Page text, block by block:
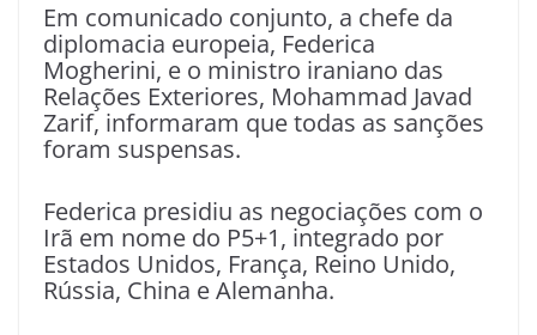
Em comunicado conjunto, a chefe da
diplomacia europeia, Federica
Mogherini, e o ministro iraniano das
Relações Exteriores, Mohammad Javad
Zarif, informaram que todas as sanções
foram suspensas.
Federica presidiu as negociações com o
Irã em nome do P5+1, integrado por
Estados Unidos, França, Reino Unido,
Rússia, China e Alemanha.